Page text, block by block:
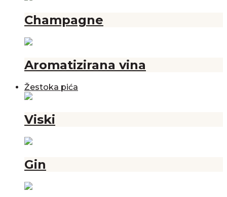
Champagne
Aromatizirana vina
Žestoka pića
Viski
Gin